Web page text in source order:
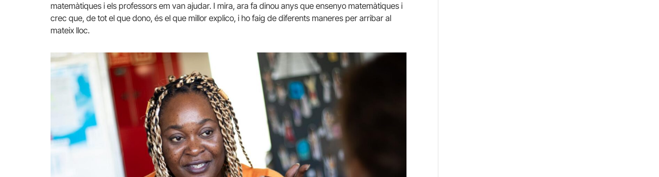
matemàtiques i els professors em van ajudar. I mira, ara fa dinou anys que ensenyo matemàtiques i
crec que, de tot el que dono, és el que millor explico, i ho faig de diferents maneres per arribar al
mateix lloc.